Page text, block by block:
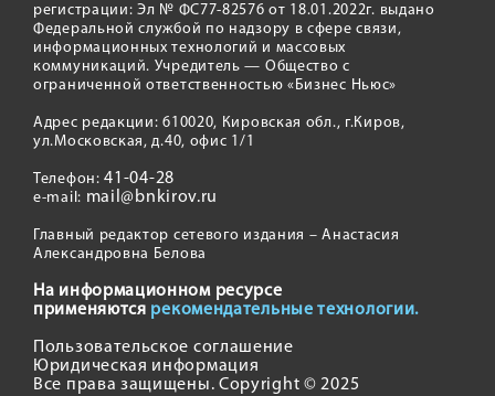
регистрации: Эл № ФС77-82576 от 18.01.2022г. выдано
Федеральной службой по надзору в сфере связи,
информационных технологий и массовых
коммуникаций. Учредитель — Общество с
ограниченной ответственностью «Бизнес Ньюс»
Адрес редакции: 610020, Кировская обл., г.Киров,
ул.Московская, д.40, офис 1/1
Телефон:41-04-28
e-mail: mail@bnkirov.ru
Главный редактор сетевого издания – Анастасия
Александровна Белова
На информационном ресурсе
применяются рекомендательные технологии.
Пользовательское соглашение
Юридическая информация
Все права защищены. Copyright © 2025